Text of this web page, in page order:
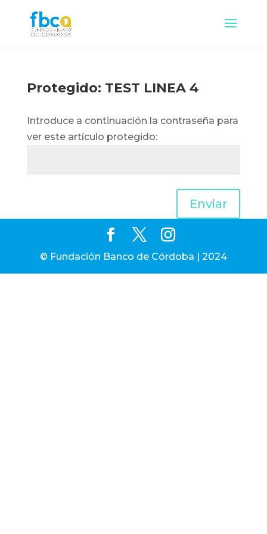
Protegido: TEST LINEA 4
Introduce a continuación la contraseña para
ver este artículo protegido:
Enviar
© Fundación Banco de Córdoba | 2024